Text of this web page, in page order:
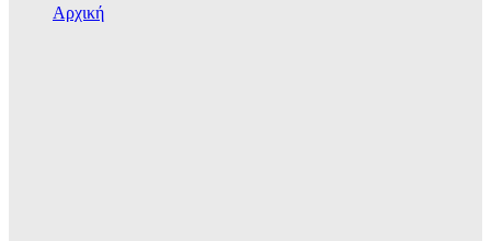
Αρχική